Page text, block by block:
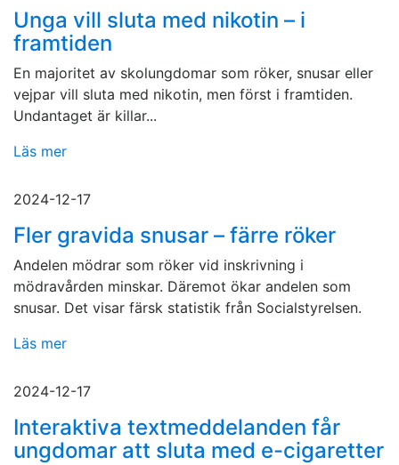
Unga vill sluta med nikotin – i
framtiden
En majoritet av skolungdomar som röker, snusar eller
vejpar vill sluta med nikotin, men först i framtiden.
Undantaget är killar...
Läs mer
2024-12-17
Fler gravida snusar – färre röker
Andelen mödrar som röker vid inskrivning i
mödravården minskar. Däremot ökar andelen som
snusar. Det visar färsk statistik från Socialstyrelsen.
Läs mer
2024-12-17
Interaktiva textmeddelanden får
ungdomar att sluta med e-cigaretter